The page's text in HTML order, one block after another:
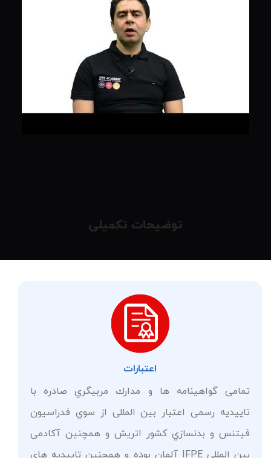
توضیحات تکمیلی
اعتبارات
تمامی گواهینامه ها و مدارك مربیگري صادره با
تاییدیه رسمی اعتبار بین المللی از سوي فدراسیون
فیتنس و بدنسازي کشور اتریش و همچنین آکادمى
بین المللى IFPE آلمان بوده و همچنین تاییدیه‌ های